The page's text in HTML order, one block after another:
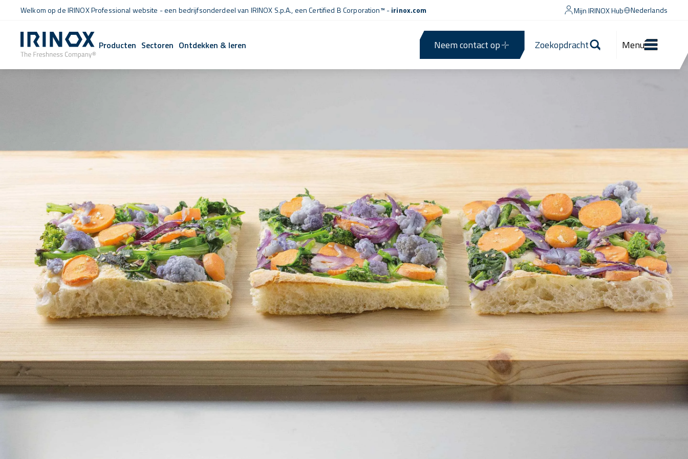
Welkom op de IRINOX Professional website - een bedrijfsonderdeel van IRINOX S.p.A., eenCertified B Corporation™ -irinox.com Mijn IRINOX Hub Nederlands
Producten Sectoren Ontdekken & leren Neem contact op Zoekopdracht Menu